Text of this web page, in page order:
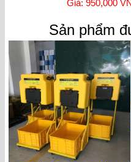
Giá: 950,000
Sản phẩm